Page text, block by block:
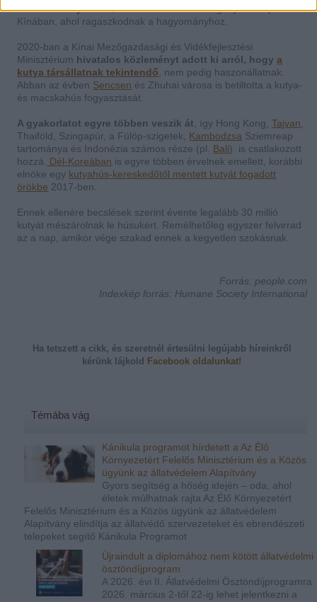
több ellenzője akad, bár ma is léteznek még olyan települések
Kínában, ahol ragaszkodnak a hagyományhoz.
2020-ban a Kínai Mezőgazdasági és Vidékfejlesztési
Minisztérium hivatalos közleményt adott ki arról, hogya
kutya társállatnak tekintendő, nem pedig haszonállatnak.
Abban az évben Sencsen és Zhuhai városa is betiltotta a kutya-
és macskahús fogyasztását.
A gyakorlatot egyre többen veszik át, így Hong Kong,Tajvan,
Thaiföld, Szingapúr, a Fülöp-szigetek, Kambodzsa Sziemreap
tartománya és Indonézia számos része (pl. Bali) is csatlakozott
hozzá. Dél-Koreában is egyre többen érvelnek emellett, korábbi
elnöke egy kutyahús-kereskedőtől mentett kutyát fogadott
örökbe 2017-ben.
Ennek ellenére becslések szerint évente legalább 30 millió
kutyát mészárolnak le húsukért. Remélhetőleg egyszer felvirrad
az a nap, amikor vége szakad ennek a kegyetlen szokásnak.
Forrás: people.com
Indexkép forrás: Humane Society International
Ha tetszett a cikk, és szeretnél értesülni legújabb híreinkről
kérünk lájkold Facebook oldalunkat!
Témába vág
Kánikula programot hírdetett a Az Élő
Környezetért Felelős Minisztérium és a Közös
ügyünk az állatvédelem Alapítvány
Gyors segítség a hőség idején – oda, ahol
életek múlhatnak rajta Az Élő Környezetért
Felelős Minisztérium és a Közös ügyünk az állatvédelem
Alapítvány elindítja az állatvédő szervezeteket és ebrendészeti
telepeket segítő Kánikula Programot
Újraindult a diplomához nem kötött állatvédelmi
ösztöndíjprogram
A 2026. évi II. Állatvédelmi Ösztöndíjprogramra
2026. március 2-től 22-ig lehet jelentkezni a